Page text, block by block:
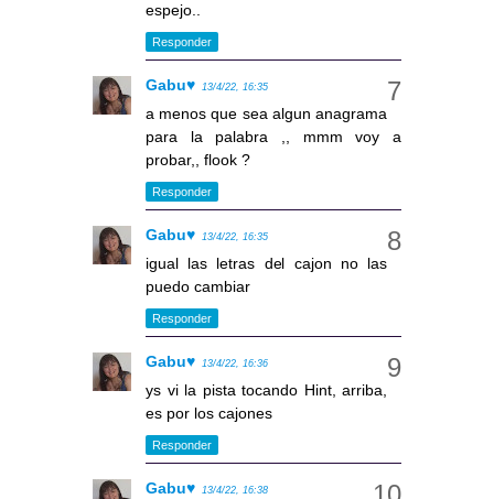
espejo..
Responder
Gabu♥ 13/4/22, 16:35
a menos que sea algun anagrama
para la palabra ,, mmm voy a
probar,, flook ?
Responder
Gabu♥ 13/4/22, 16:35
igual las letras del cajon no las
puedo cambiar
Responder
Gabu♥ 13/4/22, 16:36
ys vi la pista tocando Hint, arriba,
es por los cajones
Responder
Gabu♥ 13/4/22, 16:38